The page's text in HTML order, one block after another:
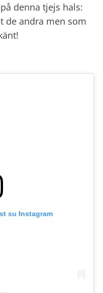
denna tjejs hals:
de andra men som
su Instagram